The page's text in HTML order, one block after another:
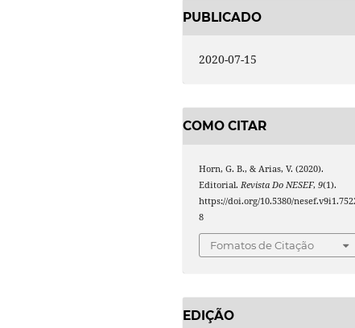
PUBLICADO
2020-07-15
COMO CITAR
Horn, G. B., & Arias, V. (2020).
Editorial. Revista Do NESEF,9(1).
https://doi.org/10.5380/
8
Fomatos de Citação
EDIÇÃO